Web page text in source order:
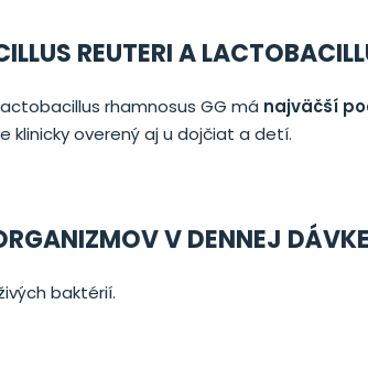
REUTERI A
rhamnosus GG má najväčší
klinicky overený aj u dojčiat a detí.
V DENNEJ DÁVKE
baktérií.